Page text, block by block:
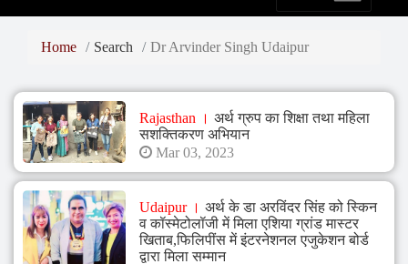
Singh
Jaipur,
Arvinder
Singh
Rajasthan,
Governor
Rajasthan,
Arth
Home Search Dr Arvinder Singh Udaipur
Rajasthan
अर्थ ग्रुप का शिक्षा तथा महिला
सशक्तिकरण अभियान
Mar 03, 2023
Udaipur
अर्थ के डा अरविंदर सिंह को स्किन
व कॉस्मेटोलॉजी में मिला एशिया ग्रांड मास्टर
खिताब,फिलिपींस में इंटरनेशनल एजुकेशन बोर्ड
द्वारा मिला सम्मान